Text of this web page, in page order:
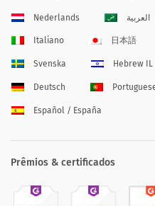
Nederlands العربية
Italiano 日本語
Svenska Hebrew IL
Deutsch
Español / España
Prêmios & certificados